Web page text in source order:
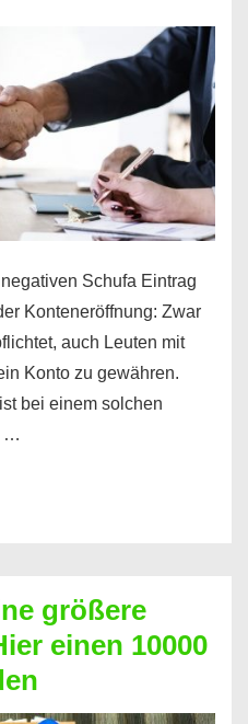
Schufa Eintrag
Konteneröffnung: Zwar
auch Leuten mit
Konto zu gewähren.
bei einem solchen
…
größere
einen 10000